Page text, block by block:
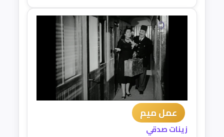
عمل ميم
زينات صدقي